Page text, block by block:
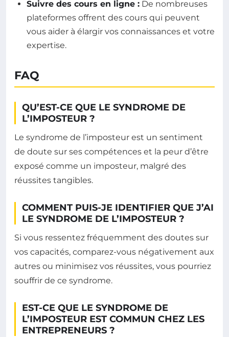
Suivre des cours en ligne : De nombreuses
plateformes offrent des cours qui peuvent
vous aider à élargir vos connaissances et votre
expertise.
FAQ
QU’EST-CE QUE LE SYNDROME DE
L’IMPOSTEUR ?
Le syndrome de l’imposteur est un sentiment
de doute sur ses compétences et la peur d’être
exposé comme un imposteur, malgré des
réussites tangibles.
COMMENT PUIS-JE IDENTIFIER QUE J’AI
LE SYNDROME DE L’IMPOSTEUR ?
Si vous ressentez fréquemment des doutes sur
vos capacités, comparez-vous négativement aux
autres ou minimisez vos réussites, vous pourriez
souffrir de ce syndrome.
EST-CE QUE LE SYNDROME DE
L’IMPOSTEUR EST COMMUN CHEZ LES
ENTREPRENEURS ?